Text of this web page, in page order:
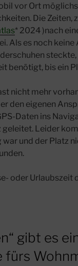
vor Ort
Die Zeiten,
* 2024 )nach
Als es noch
benötigt, bis ein
nicht mehr
den eigenen
Daten ins
Leider
und der Platz
oder Urlaubszeit
gibt es
fürs